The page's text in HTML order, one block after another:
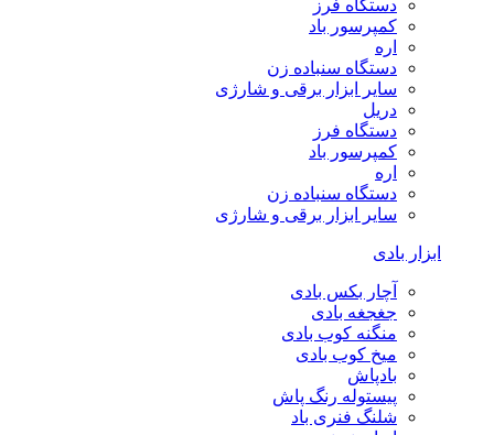
دستگاه فرز
کمپرسور باد
اره
دستگاه سنباده زن
سایر ابزار برقی و شارژی
دریل
دستگاه فرز
کمپرسور باد
اره
دستگاه سنباده زن
سایر ابزار برقی و شارژی
ابزار بادی
آچار بکس بادی
جغجغه بادی
منگنه کوب بادی
میخ کوب بادی
بادپاش
پیستوله رنگ پاش
شلنگ فنری باد